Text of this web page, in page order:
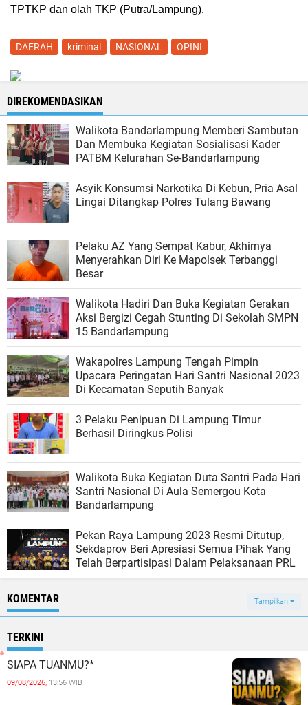
TPTKP dan olah TKP (Putra/Lampung).
DAERAH kriminal NASIONAL OPINI
DIREKOMENDASIKAN
Walikota Bandarlampung Memberi Sambutan
Dan Membuka Kegiatan Sosialisasi Kader
PATBM Kelurahan Se-Bandarlampung
Asyik Konsumsi Narkotika Di Kebun, Pria Asal
Lingai Ditangkap Polres Tulang Bawang
Pelaku AZ Yang Sempat Kabur, Akhirnya
Menyerahkan Diri Ke Mapolsek Terbanggi
Besar
Walikota Hadiri Dan Buka Kegiatan Gerakan
Aksi Bergizi Cegah Stunting Di Sekolah SMPN
15 Bandarlampung
Wakapolres Lampung Tengah Pimpin
Upacara Peringatan Hari Santri Nasional 2023
Di Kecamatan Seputih Banyak
3 Pelaku Penipuan Di Lampung Timur
Berhasil Diringkus Polisi
Walikota Buka Kegiatan Duta Santri Pada Hari
Santri Nasional Di Aula Semergou Kota
Bandarlampung
Pekan Raya Lampung 2023 Resmi Ditutup,
Sekdaprov Beri Apresiasi Semua Pihak Yang
Telah Berpartisipasi Dalam Pelaksanaan PRL
KOMENTAR Tampilkan
TERKINI
SIAPA TUANMU?*
09/08/2026, 13:56 WIB